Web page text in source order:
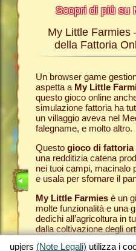
Scopri di più su
Nelle
nostro
sui
My Little Farmies
della Fattoria
Un browser game
aspetta a My Little
questo gioco online
simulazione fattoria ha
un villaggio aveva nel
falegname, e molto altro.
Questo gioco di fattoria
una redditizia catena
nei tuoi campi, macinalo
e usala per sfornare il
My Little Farmiesè un
molte funzionalità e una
dedichi all’agricoltura in
dalla coltivazione degli
upjers (Note Legali) utilizza i